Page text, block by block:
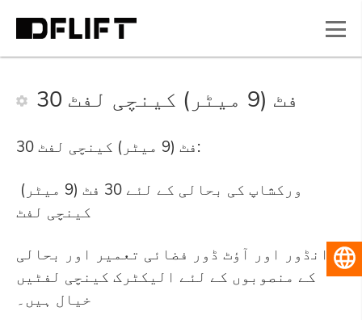
30 فٹ (9 میٹر) کینچی لفٹ
30 فٹ (9 میٹر) کینچی لفٹ:
کینچی لفٹ
انڈور اور آؤٹ ڈور فضائی تعمیر اور بحالی
کے منصوبوں کے لئے الیکٹرک کینچی لفٹیں
خیال ہیں۔
اردو